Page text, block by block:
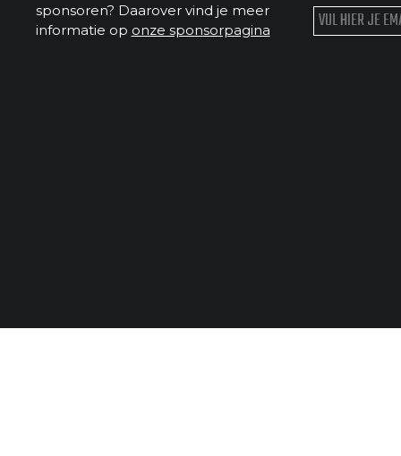
sponsoren? Daarover vind je meer
informatie op onze sponsorpagina